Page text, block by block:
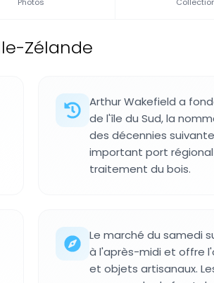
Zélande
Arthur Wakefield a
de l'île du Sud, la
des décennies
important port
traitement du bois.
Le marché du samedi
à l'après-midi et offre
et objets artisanaux.